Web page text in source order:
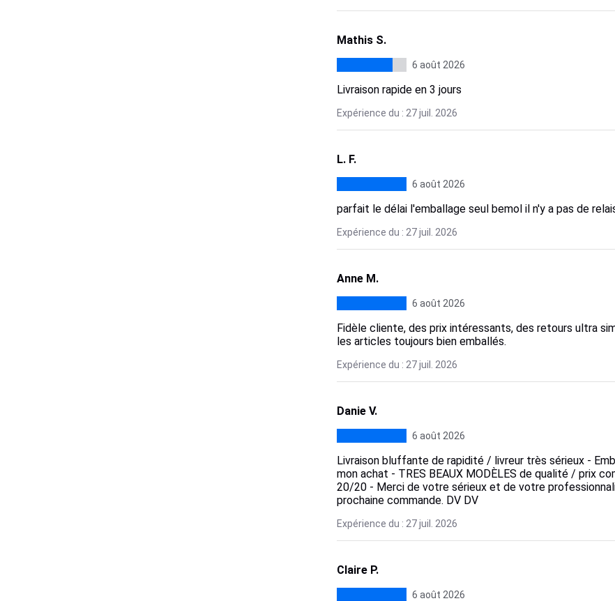
Mathis S.
6 août 2026
Livraison rapide en 3 jours
Expérience du : 27 juil. 2026
L. F.
6 août 2026
parfait le délai l'emballage seul bemol il n'y a pas de
Expérience du : 27 juil. 2026
Anne M.
6 août 2026
Fidèle cliente, des prix intéressants, des retours ultra
les articles toujours bien emballés.
Expérience du : 27 juil. 2026
Danie V.
6 août 2026
Livraison bluffante de rapidité / livreur très sérieux -
mon achat - TRES BEAUX MODÈLES de qualité / prix
20/20 - Merci de votre sérieux et de votre
prochaine commande. DV DV
Expérience du : 27 juil. 2026
Claire P.
6 août 2026